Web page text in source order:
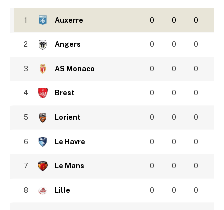
1 Auxerre 0 0 0
2 Angers 0 0 0
3 AS Monaco 0 0 0
4 Brest 0 0 0
5 Lorient 0 0 0
6 Le Havre 0 0 0
7 Le Mans 0 0 0
8 Lille 0 0 0